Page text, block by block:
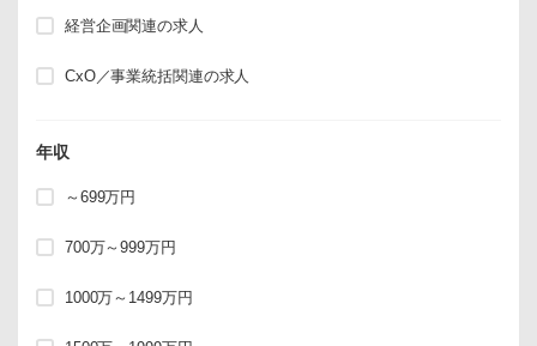
経営企画関連の求人
CxO／事業統括関連の求人
年収
～699万円
700万～999万円
1000万～1499万円